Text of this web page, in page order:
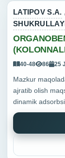
LATIPOV S.A.
EGRI
40-48 86 25
Mazkur
ajratib olish
dinamik
uzluksiz